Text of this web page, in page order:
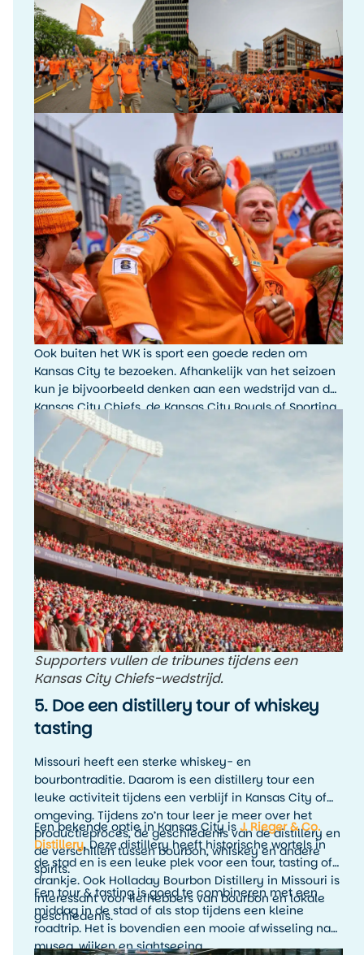
Ook buiten het WK is sport een goede reden om
Kansas City te bezoeken. Afhankelijk van het seizoen
kun je bijvoorbeeld denken aan een wedstrijd van de
Kansas City Chiefs, de Kansas City Royals of Sporting
Kansas City. De sfeer rondom een wedstrijddag, met
fans, tailgating en lokale trots, is typisch Amerikaans.
Supporters vullen de tribunes tijdens een
Kansas City Chiefs-wedstrijd.
5. Doe een distillery tour of whiskey
tasting
Missouri heeft een sterke whiskey- en
bourbontraditie. Daarom is een distillery tour een
leuke activiteit tijdens een verblijf in Kansas City of
omgeving. Tijdens zo’n tour leer je meer over het
productieproces, de geschiedenis van de distillery en
de verschillen tussen bourbon, whiskey en andere
spirits.
Een bekende optie in Kansas City isJ. Rieger & Co.
Distillery. Deze distillery heeft historische wortels in
de stad en is een leuke plek voor een tour, tasting of
drankje. Ook Holladay Bourbon Distillery in Missouri is
interessant voor liefhebbers van bourbon en lokale
geschiedenis.
Een tour & tasting is goed te combineren met een
middag in de stad of als stop tijdens een kleine
roadtrip. Het is bovendien een mooie afwisseling na
musea, wijken en sightseeing.